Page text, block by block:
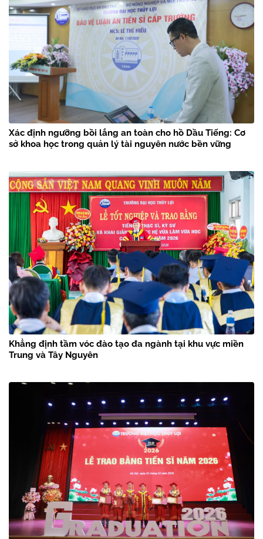
Xác định ngưỡng bồi lắng an toàn cho hồ Dầu Tiếng: Cơ
sở khoa học trong quản lý tài nguyên nước bền vững
Khẳng định tầm vóc đào tạo đa ngành tại khu vực miền
Trung và Tây Nguyên